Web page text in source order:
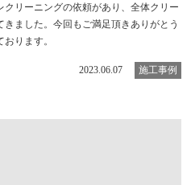
リーニングの依頼があり、全体クリー
ました。今回もご満足頂きありがとう
ります。
2023.06.07 施工事例